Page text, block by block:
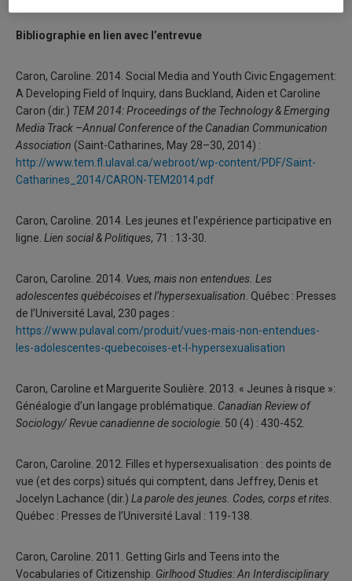
Bibliographie en lien avec l’entrevue
Caron, Caroline. 2014. Social Media and Youth Civic Engagement:
A Developing Field of Inquiry, dans Buckland, Aiden et Caroline
Caron (dir.) TEM 2014: Proceedings of the Technology & Emerging
Media Track –Annual Conference of the Canadian Communication
Association (Saint-Catharines, May 28–30, 2014) :
http://www.tem.fl.ulaval.ca/webroot/wp-content/PDF/Saint-
Catharines_2014/CARON-TEM2014.pdf
Caron, Caroline. 2014. Les jeunes et l’expérience participative en
ligne. Lien social & Politiques, 71 : 13-30.
Caron, Caroline. 2014. Vues, mais non entendues. Les
adolescentes québécoises et l’hypersexualisation . Québec : Presses
de l’Université Laval, 230 pages :
https://www.pulaval.com/produit/vues-mais-non-entendues-
les-adolescentes-quebecoises-et-l-hypersexualisation
Caron, Caroline et Marguerite Soulière. 2013. « Jeunes à risque »:
Généalogie d’un langage problématique. Canadian Review of
Sociology/ Revue canadienne de sociologie . 50 (4) : 430-452.
Caron, Caroline. 2012. Filles et hypersexualisation : des points de
vue (et des corps) situés qui comptent, dans Jeffrey, Denis et
Jocelyn Lachance (dir.) La parole des jeunes. Codes, corps et rites
Québec : Presses de l’Université Laval : 119-138.
Caron, Caroline. 2011. Getting Girls and Teens into the
Vocabularies of Citizenship. Girlhood Studies: An Interdisciplinary